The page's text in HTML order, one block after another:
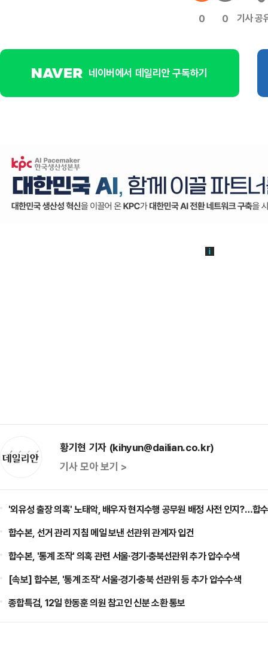
0 0 기사 공
네이버에서 데일리안 구독하기
황기현 기자 (kihyun@dailian.co.kr)
기사 모아 보기 >
'외유성 출장 의혹' 노태악, 배우자 현지수행 공무원 배정 사전 인지?…합
합수본, 선거 관리 지침 메일 보낸 선관위 관계자 입건
합수본, '통계 조작' 의혹 관련 서울·경기·충북선관위 추가 압수수색
[속보] 합수본, '통계 조작' 서울·경기·충북 선관위 등 추가 압수수색
종합특검, 12일 한동훈 의원 참고인 신분 소환 통보